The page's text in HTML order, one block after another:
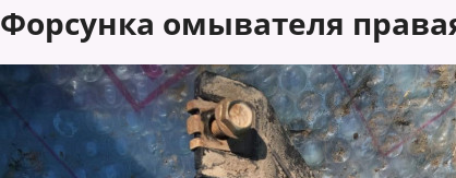
Форсунка омывателя